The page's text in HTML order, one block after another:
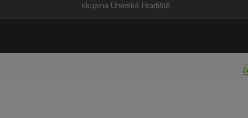
skupina Uherské Hradiště